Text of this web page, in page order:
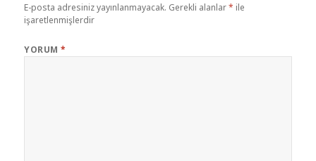
E-posta adresiniz yayınlanmayacak. Gerekli alanlar* ile
işaretlenmişlerdir
YORUM*